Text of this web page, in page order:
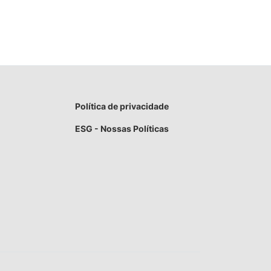
Política de privacidade
ESG - Nossas Políticas